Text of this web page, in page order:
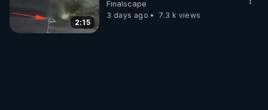
2:15
Finalscape
3 days ago
7.3 k views